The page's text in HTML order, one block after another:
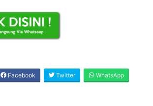
Facebook Twitter WhatsApp